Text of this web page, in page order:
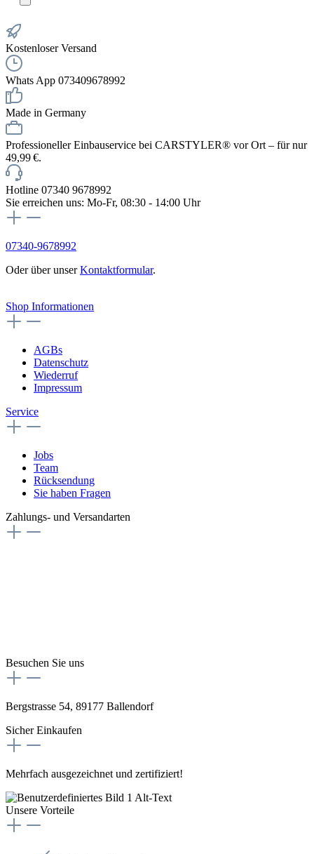
Kostenloser Versand
Whats App 073409678992
Made in Germany
Professioneller Einbauservice bei CARSTYLER® vor Ort – für nur
49,99 €.
Hotline 07340 9678992
Sie erreichen uns: Mo-Fr, 08:30 - 14:00 Uhr
07340-9678992
Oder über unserKontaktformular.
Shop Informationen
AGBs
Datenschutz
Wiederruf
Impressum
Service
Jobs
Team
Rücksendung
Sie haben Fragen
Zahlungs- und Versandarten
Besuchen Sie uns
Bergstrasse 54, 89177 Ballendorf
Sicher Einkaufen
Mehrfach ausgezeichnet und zertifiziert!
Unsere Vorteile